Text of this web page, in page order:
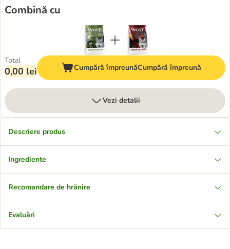
Combină cu
Total
0,00 lei Cumpără împreunăCumpără împreună
Vezi detalii
Descriere produs
Ingrediente
Recomandare de hrănire
Evaluări